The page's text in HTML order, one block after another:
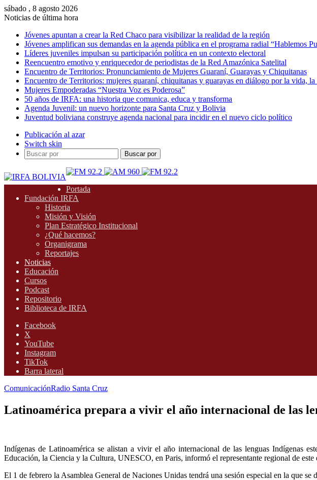
sábado , 8 agosto 2026
Noticias de última hora
Jóvenes apuntan a crear la Red Chaco para visibilizar la realidad de la región
Jóvenes amplifican sus demandas en la agenda pública en el programa radial “Hablemos
Líderes juveniles impulsan su participación política en un contexto electoral
Reencuentro emotivo y enriquecedor de periodistas de la Red Amazónica Satelital
Encuentro de Territorios: Pronunciamiento de Mujeres Guaraní, Guarayas y Chiquitanas
Encuentro de Territorios: mujeres guaraní, chiquitanas y guarayas en diálogo por la vida,
Mujeres Empoderadas “Nuestra Voz es Poderosa”
50 años de IRFA: una historia que comunica, educa y transforma
Agenda Juvenil: un nuevo horizonte para Santa Cruz y Bolivia
Juventud boliviana construye agenda nacional para incidir en el nuevo ciclo político
Publicación al azar
Switch skin
Buscar por
Portada
Fundación IRFA
Historia
Misión y Visión
Plan Estratégico Institucional
¿Qué hacemos?
Organigrama
Reportajes
Noticias
Educación
Cursos
Podcast
Repositorio
Biblioteca de IRFA
Facebook
X
YouTube
Instagram
TikTok
Barra lateral
ComunicaciónRadio Santa Cruz
Latinoamérica prepara a vivir el año internacional de las
Indígenas de Latinoamérica se alistan a vivir el año internacional de las lenguas Indígenas
Educación, la Ciencia y la Cultura, UNESCO, en Paris, informó el representante regional de este
El 1 de febrero la Asamblea General de Naciones Unidas tendrá una sesión especial en la que